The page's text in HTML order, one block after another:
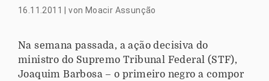
16.11.2011 |von Moacir Assunção
Na semana passada, a ação decisiva do
ministro do Supremo Tribunal Federal (STF),
Joaquim Barbosa – o primeiro negro a compor